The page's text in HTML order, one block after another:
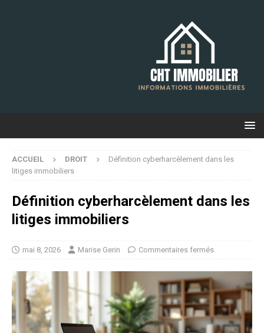
ACCUEIL DROIT
Définition cyberharcèlement dans les
litiges immobiliers
Définition cyberharcèlement dans les
litiges immobiliers
mai 8, 2026 Marise Gerin Commentaires fermés